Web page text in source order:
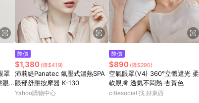
罩
眼
降價
$1,380 (降$419)
沛莉緹Panatec 氣壓式溫熱SPA
眼部舒壓按摩器 K-130
Yahoo購物中心
降價
$890 (降$290)
空氣眼罩(V4) 360°立體遮光 柔
軟親膚 透氣不悶熱 杏黃色
citiesocial 找 好東西